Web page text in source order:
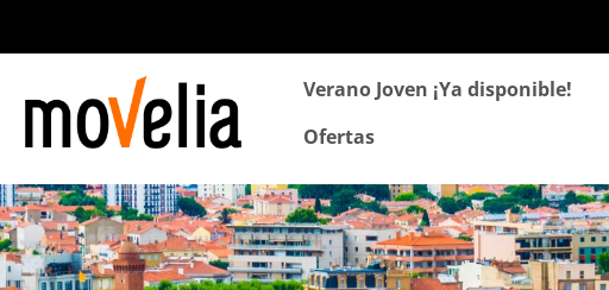
Navegación
principal
Verano Joven ¡Ya disponible!
Ofertas